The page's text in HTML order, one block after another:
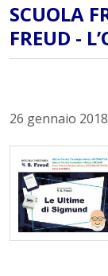
SCUOLA
FREUD -
26 gennaio 2018